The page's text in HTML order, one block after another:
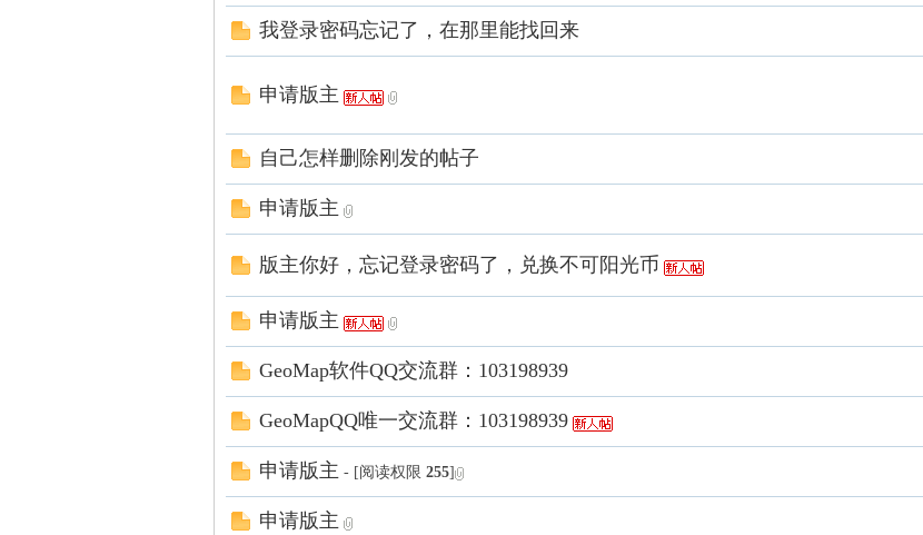
我登录密码忘记了，在那里能找回来
申请版主
自己怎样删除刚发的帖子
申请版主
版主你好，忘记登录密码了，兑换不可阳光币
申请版主
GeoMap软件QQ交流群：103198939
GeoMapQQ唯一交流群：103198939
申请版主 - [阅读权限 255]
申请版主